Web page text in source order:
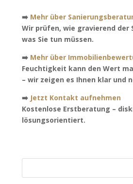
➡️ Mehr über
Wir prüfen, wie gravierend der
was Sie tun müssen.
➡️ Mehr über
Feuchtigkeit kann den Wert
– wir zeigen es Ihnen klar und
➡️ Jetzt Kontakt aufnehmen
Kostenlose Erstberatung –
lösungsorientiert.